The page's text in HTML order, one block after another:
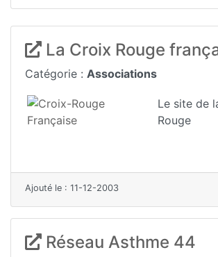
La Croix Rouge
Catégorie : Associations
Le site de
Rouge
Ajouté le : 11-12-2003
Réseau Asthme 44